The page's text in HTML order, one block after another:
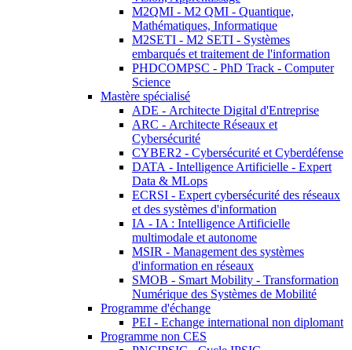
M2QMI - M2 QMI - Quantique,
Mathématiques, Informatique
M2SETI - M2 SETI - Systèmes
embarqués et traitement de l'information
PHDCOMPSC - PhD Track - Computer
Science
Mastère spécialisé
ADE - Architecte Digital d'Entreprise
ARC - Architecte Réseaux et
Cybersécurité
CYBER2 - Cybersécurité et Cyberdéfense
DATA - Intelligence Artificielle - Expert
Data & MLops
ECRSI - Expert cybersécurité des réseaux
et des systèmes d'information
IA - IA : Intelligence Artificielle
multimodale et autonome
MSIR - Management des systèmes
d'information en réseaux
SMOB - Smart Mobility - Transformation
Numérique des Systèmes de Mobilité
Programme d'échange
PEI - Echange international non diplomant
Programme non CES